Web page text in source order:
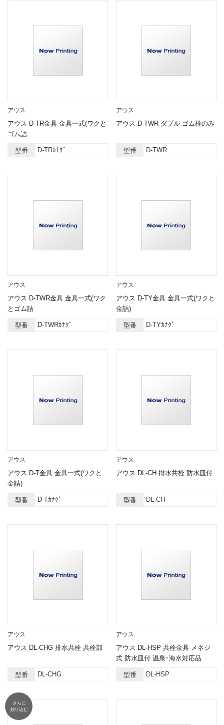
さらに
絞り込む
アウス
アウス D-TR金具 金具一式(ワクと
ゴム詰
型番 D-TRｶﾅｸﾞ
アウス
アウス D-TWR ダブル ゴム栓のみ
型番 D-TWR
アウス
アウス D-TWR金具 金具一式(ワク
とゴム詰
型番 D-TWRｶﾅｸﾞ
アウス
アウス D-TY金具 金具一式(ワクと
金詰)
型番 D-TYｶﾅｸﾞ
アウス
アウス D-T金具 金具一式(ワクと
金詰)
型番 D-Tｶﾅｸﾞ
アウス
アウス DL-CH 排水共栓 防水皿付
型番 DL-CH
アウス
アウス DL-CHG 排水共栓 共栓部
型番 DL-CHG
アウス
アウス DL-HSP 共栓金具 メネジ
式 防水皿付 温泉･海水対応品
型番 DL-HSP